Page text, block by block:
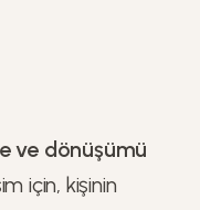
ve dönüşümü
için, kişinin